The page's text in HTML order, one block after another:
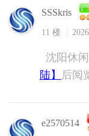
SSSkris
11 楼
沈阳休
陆】
后阅
e2570514